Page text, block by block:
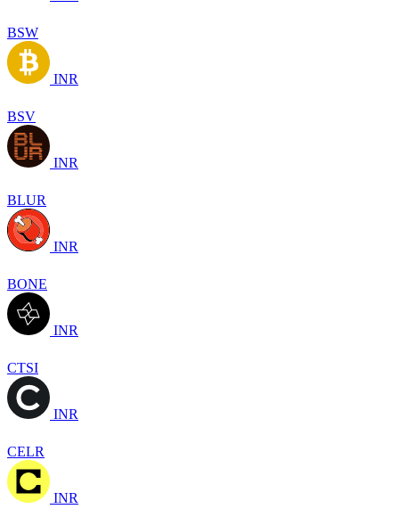
BSW
INR
BSV
INR
BLUR
INR
BONE
INR
CTSI
INR
CELR
INR